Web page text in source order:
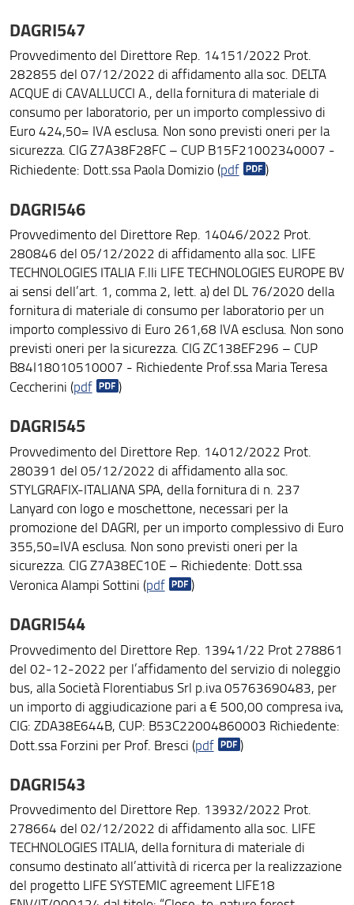
DAGRI547
Provvedimento del Direttore Rep. 14151/2022 Prot.
282855 del 07/12/2022 di affidamento alla soc. DELTA
ACQUE di CAVALLUCCI A., della fornitura di materiale di
consumo per laboratorio, per un importo complessivo di
Euro 424,50= IVA esclusa. Non sono previsti oneri per la
sicurezza. CIG Z7A38F28FC – CUP B15F21002340007 -
Richiedente: Dott.ssa Paola Domizio (pdf )
DAGRI546
Provvedimento del Direttore Rep. 14046/2022 Prot.
280846 del 05/12/2022 di affidamento alla soc. LIFE
TECHNOLOGIES ITALIA F.lli LIFE TECHNOLOGIES EUROPE BV
ai sensi dell’art. 1, comma 2, lett. a) del DL 76/2020 della
fornitura di materiale di consumo per laboratorio per un
importo complessivo di Euro 261,68 IVA esclusa. Non sono
previsti oneri per la sicurezza. CIG ZC138EF296 – CUP
B84I18010510007 - Richiedente Prof.ssa Maria Teresa
Ceccherini (pdf )
DAGRI545
Provvedimento del Direttore Rep. 14012/2022 Prot.
280391 del 05/12/2022 di affidamento alla soc.
STYLGRAFIX-ITALIANA SPA, della fornitura di n. 237
Lanyard con logo e moschettone, necessari per la
promozione del DAGRI, per un importo complessivo di Euro
355,50=IVA esclusa. Non sono previsti oneri per la
sicurezza. CIG Z7A38EC10E – Richiedente: Dott.ssa
Veronica Alampi Sottini (pdf )
DAGRI544
Provvedimento del Direttore Rep. 13941/22 Prot 278861
del 02-12-2022 per l’affidamento del servizio di noleggio
bus, alla Società Florentiabus Srl p.iva 05763690483, per
un importo di aggiudicazione pari a € 500,00 compresa iva,
CIG: ZDA38E644B, CUP: B53C22004860003 Richiedente:
Dott.ssa Forzini per Prof. Bresci (pdf )
DAGRI543
Provvedimento del Direttore Rep. 13932/2022 Prot.
278664 del 02/12/2022 di affidamento alla soc. LIFE
TECHNOLOGIES ITALIA, della fornitura di materiale di
consumo destinato all’attività di ricerca per la realizzazione
del progetto LIFE SYSTEMIC agreement LIFE18